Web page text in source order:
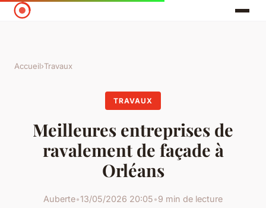
Accueil›Travaux
TRAVAUX
Meilleures entreprises de
ravalement de façade à
Orléans
Auberte•13/05/2026 20:05•9 min de lecture